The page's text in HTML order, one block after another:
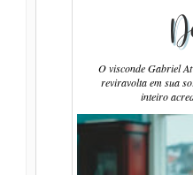
O visconde Gabriel
reviravolta em sua
inteiro